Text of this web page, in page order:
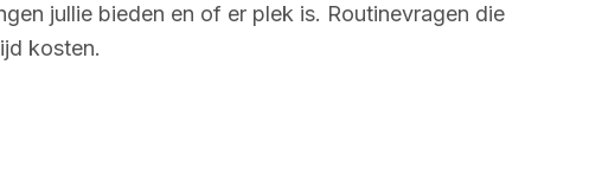
jullie bieden en of er plek is. Routinevragen die
kosten.